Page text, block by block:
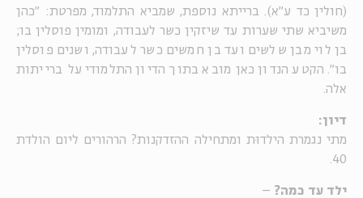
(חולין כד ע"א). ברייתא נוספת, שמביא התלמוד, מפרטת: "כהן
משיביא שתי שערות עד שיזקין כשר לעבודה, ומומין פוסלין בו;
בן לוי מבן שלשים ועד בן חמשים כשר לעבודה, ושנים פוסלין
בו". הקטע הנדון כאן מובא בתוך הדיון התלמודי על ברייתות
אלה.
דיון:
מתי נגמרת הילדוּת ומתחילה ההזדקנות? הרהורים ליום הולדת
40.
ילד עד כמה? –